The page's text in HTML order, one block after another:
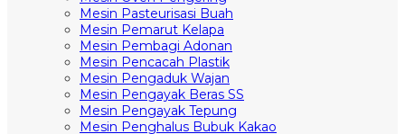
Mesin Pasteurisasi Buah
Mesin Pemarut Kelapa
Mesin Pembagi Adonan
Mesin Pencacah Plastik
Mesin Pengaduk Wajan
Mesin Pengayak Beras SS
Mesin Pengayak Tepung
Mesin Penghalus Bubuk Kakao